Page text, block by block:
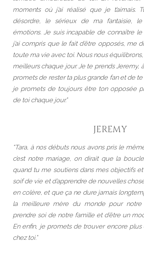
moments où j’ai réalisé que je t’aimais.
désordre, le sérieux de ma fantaisie,
émotions. Je suis incapable de connaître
j’ai compris que le fait d’être opposés, me
toute ma vie avec toi. Nous nous
meilleurs chaque jour. Je te prends Jeremy,
promets de rester ta plus grande fan et de te
je promets de toujours être ton opposée
de toi chaque jour.”
JEREMY
“Tara, à nos débuts nous avons pris le
c’est notre mariage, on dirait que la
quand tu me soutiens dans mes objectifs et
soif de vie et d’apprendre de nouvelles
en colère, et que ça ne dure jamais
la meilleure mère du monde pour
prendre soi de notre famille et d’être un
En enfin, je promets de trouver encore plus
chez toi.”